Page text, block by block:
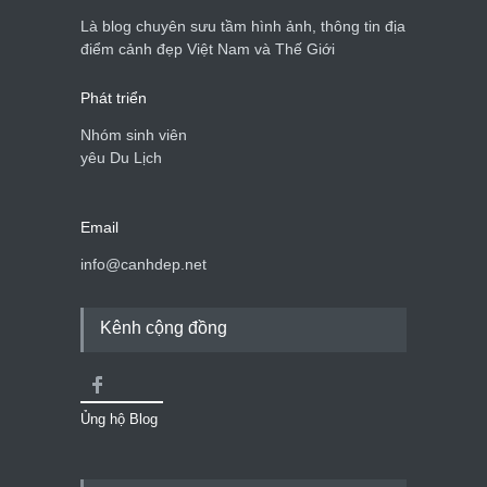
Là blog chuyên sưu tầm hình ảnh, thông tin địa
điểm cảnh đẹp Việt Nam và Thế Giới
Phát triển
Nhóm sinh viên
yêu Du Lịch
Email
info@canhdep.net
Kênh cộng đồng
Ủng hộ Blog